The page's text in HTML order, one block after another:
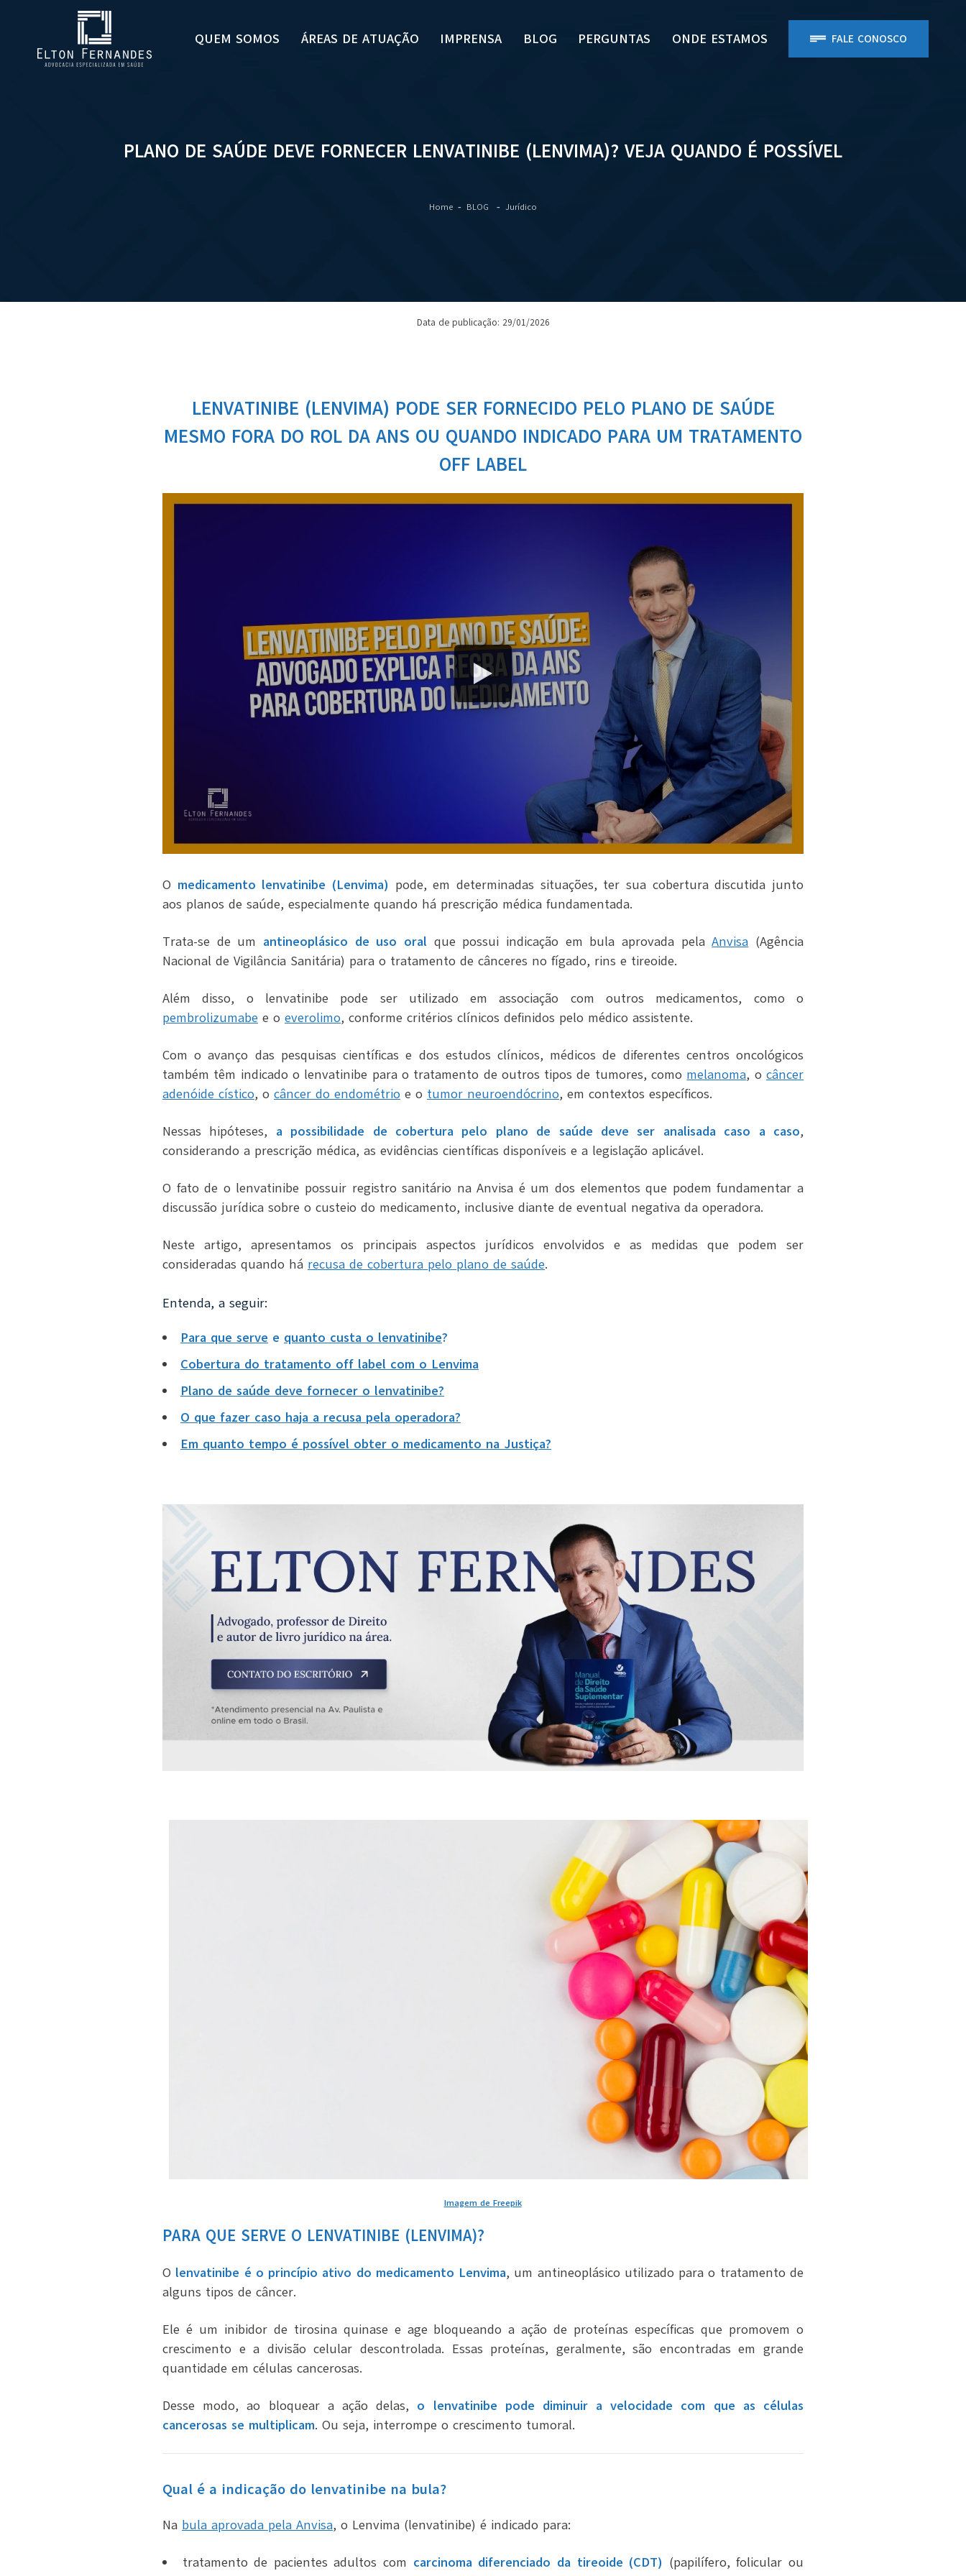
QUEM SOMOS ÁREAS DE ATUAÇÃO IMPRENSA BLOG PERGUNTAS ONDE ESTAMOS FALE CONOSCO
PLANO DE SAÚDE DEVE FORNECER LENVATINIBE (LENVIMA)? VEJA QUANDO É POSSÍVEL
Home BLOG Jurídico
Data de publicação: 29/01/2026
LENVATINIBE (LENVIMA) PODE SER FORNECIDO PELO PLANO DE SAÚDE
MESMO FORA DO ROL DA ANS OU QUANDO INDICADO PARA UM TRATAMENTO
OFF LABEL
O medicamento lenvatinibe (Lenvima) pode, em determinadas situações, ter sua cobertura discutida junto
aos planos de saúde, especialmente quando há prescrição médica fundamentada.
Trata-se de um antineoplásico de uso oral que possui indicação em bula aprovada pelaAnvisa (Agência
Nacional de Vigilância Sanitária) para o tratamento de cânceres no fígado, rins e tireoide.
Além disso, o lenvatinibe pode ser utilizado em associação com outros medicamentos, como o
pembrolizumabe e o everolimo, conforme critérios clínicos definidos pelo médico assistente.
Com o avanço das pesquisas científicas e dos estudos clínicos, médicos de diferentes centros oncológicos
também têm indicado o lenvatinibe para o tratamento de outros tipos de tumores, como melanoma, o câncer
adenóide cístico, o câncer do endométrio e o tumor neuroendócrino, em contextos específicos.
Nessas hipóteses, a possibilidade de cobertura pelo plano de saúde deve ser analisada caso a caso,
considerando a prescrição médica, as evidências científicas disponíveis e a legislação aplicável.
O fato de o lenvatinibe possuir registro sanitário na Anvisa é um dos elementos que podem fundamentar a
discussão jurídica sobre o custeio do medicamento, inclusive diante de eventual negativa da operadora.
Neste artigo, apresentamos os principais aspectos jurídicos envolvidos e as medidas que podem ser
consideradas quando há recusa de cobertura pelo plano de saúde.
Entenda, a seguir:
Para que serve e quanto custa o lenvatinibe?
Cobertura do tratamento off label com o Lenvima
Plano de saúde deve fornecer o lenvatinibe?
O que fazer caso haja a recusa pela operadora?
Em quanto tempo é possível obter o medicamento na Justiça?
Imagem de Freepik
PARA QUE SERVE O LENVATINIBE (LENVIMA)?
O lenvatinibe é o princípio ativo do medicamento Lenvima, um antineoplásico utilizado para o tratamento de
alguns tipos de câncer.
Ele é um inibidor de tirosina quinase e age bloqueando a ação de proteínas específicas que promovem o
crescimento e a divisão celular descontrolada. Essas proteínas, geralmente, são encontradas em grande
quantidade em células cancerosas.
Desse modo, ao bloquear a ação delas, o lenvatinibe pode diminuir a velocidade com que as células
cancerosas se multiplicam. Ou seja, interrompe o crescimento tumoral.
Qual é a indicação do lenvatinibe na bula?
Na bula aprovada pela Anvisa, o Lenvima (lenvatinibe) é indicado para:
tratamento de pacientes adultos com carcinoma diferenciado da tireoide (CDT) (papilífero, folicular ou